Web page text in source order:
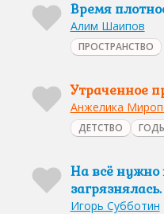
Время
Алим Шаипов
ПРОСТРАНСТВО
Утраченное
Анжелика
ДЕТСТВО
На всё нужно
загрязнялась.
Игорь Субботин